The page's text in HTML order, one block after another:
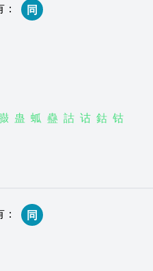
： 同
蛊 蛌 蠱 詁 诂 鈷 钴
： 同